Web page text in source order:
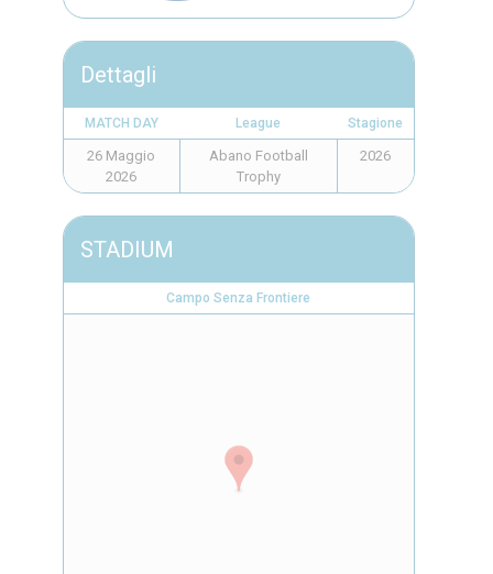
Dettagli
MATCH DAY League Stagione
26 Maggio
2026
Abano Football
Trophy
2026
STADIUM
Campo Senza Frontiere